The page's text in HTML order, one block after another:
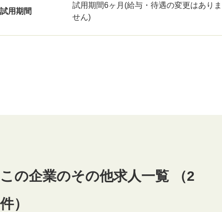
試用期間
試用期間6ヶ月(給与・待遇の変更はありま
せん)
この企業のその他求人一覧 （2
件）